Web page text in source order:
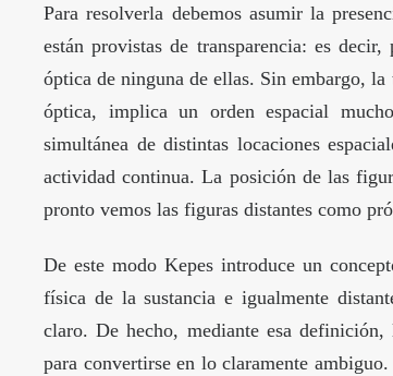
Para resolverla debemos asumir la
están provistas de transparencia: es
óptica de ninguna de ellas. Sin embargo,
óptica, implica un orden espacial
simultánea de distintas locaciones
actividad continua. La posición de las
pronto vemos las figuras distantes como
De este modo Kepes introduce un
física de la sustancia e igualmente
claro. De hecho, mediante esa
para convertirse en lo claramente